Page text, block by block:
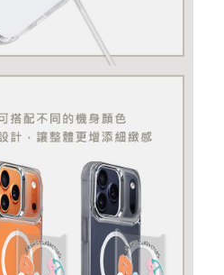
碼了?